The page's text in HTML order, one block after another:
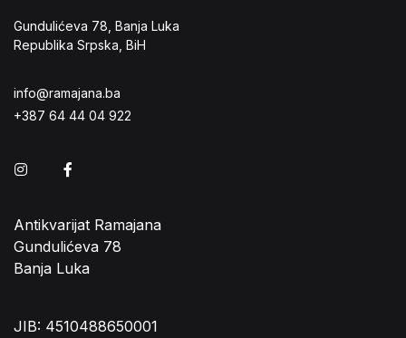
Gundulićeva 78, Banja Luka
Republika Srpska, BiH
info@ramajana.ba
+387 64 44 04 922
Instagram
Antikvarijat Ramajana
Gundulićeva 78
Banja Luka
JIB: 4510488650001